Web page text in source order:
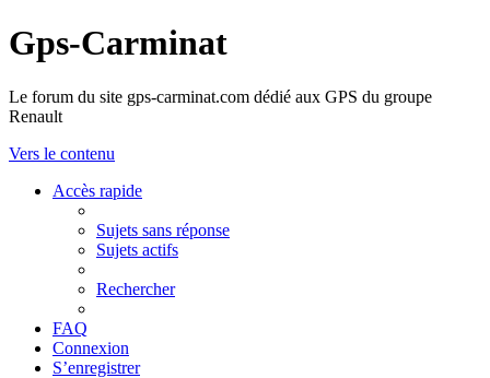
Gps-Carminat
Le forum du site gps-carminat.com dédié aux GPS du groupe
Renault
Vers le contenu
Accès rapide
Sujets sans réponse
Sujets actifs
Rechercher
FAQ
Connexion
S’enregistrer